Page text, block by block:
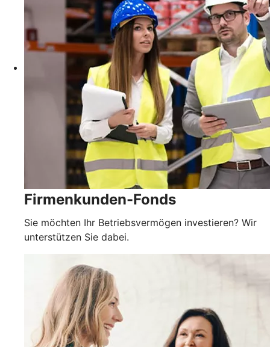
Firmenkunden-Fonds
Sie möchten Ihr Betriebsvermögen investieren? Wir
unterstützen Sie dabei.